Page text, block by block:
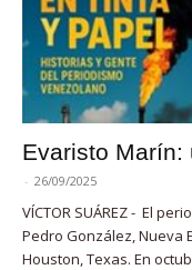
Evaristo Marín:
- 26/09/2025
VÍCTOR SUÁREZ - El
Pedro González, Nueva
Houston, Texas. En